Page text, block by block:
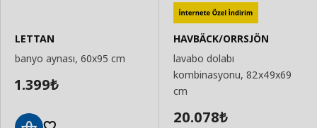
LETTAN
banyo aynası, 60x95 cm
1.399₺
HAVBÄCK/ORRSJÖN
lavabo dolabı
kombinasyonu, 82x49x69
cm
20.078₺